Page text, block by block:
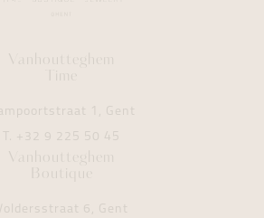
Vanhoutteghem
Time
1, Gent
T. +32 9 225 50 45
Vanhoutteghem
Boutique
6, Gent